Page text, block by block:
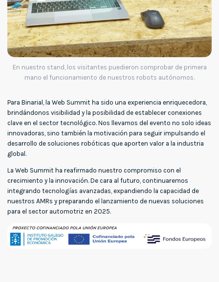
En nuestro stand, los visitantes puedieron comprobar de primera
mano el funcionamiento de nuestros robots autónomos.
Para Binarial, la Web Summit ha sido una experiencia enriquecedora,
brindándonos visibilidad y la posibilidad de establecer conexiones
clave en el sector tecnológico. Nos llevamos del evento no solo ideas
innovadoras, sino también la motivación para seguir impulsando el
desarrollo de soluciones robóticas que aporten valor a la industria
global.
La Web Summit ha reafirmado nuestro compromiso con el
crecimiento y la innovación. De cara al futuro, continuaremos
integrando tecnologías avanzadas, expandiendo la capacidad de
nuestros AMRs y preparando el lanzamiento de nuevas soluciones
para el sector automotriz en 2025.